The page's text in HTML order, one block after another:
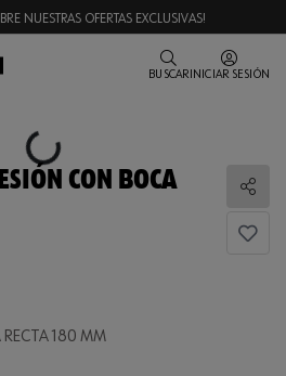
NUESTRAS OFERTAS EXCLUSIVAS!
BUSCAR INICIAR SESIÓN
CON BOCA
180 MM